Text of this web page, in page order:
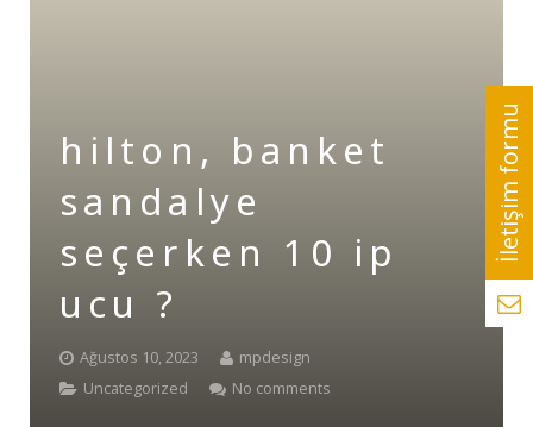
Metal Sandalye
Tonet-Thonet Sandalye
Hilton & Banket Sandalyeler
Klasik Sandalye
Bar Sandalyesi
Nova | Blog
İLETİŞİM
hilton, banket
sandalye
seçerken 10 ip
ucu ?
Ağustos 10, 2023
mpdesign
Uncategorized
No comments